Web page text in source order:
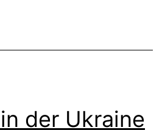
der Ukraine